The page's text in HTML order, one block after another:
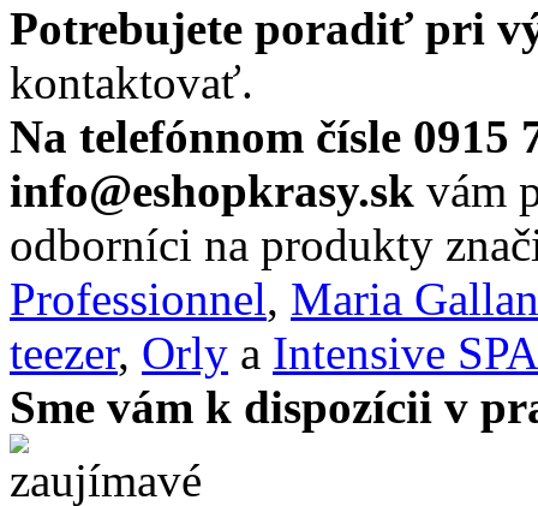
Potrebujete poradiť pri
kontaktovať.
Na telefónnom čísle 0915
info@eshopkrasy.sk vám
odborníci na produkty
Professionnel, Maria
teezer, Orly a Intensive SPA
Sme vám k dispozícii v